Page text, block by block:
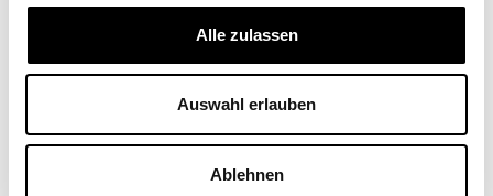
Alle zulassen
Auswahl erlauben
Ablehnen
Streitbeilegungsmechanismus
zwar für andere Kapitel, nicht
aber für das Kapitel zur
nachhaltigen Entwicklung.
Ebenso wenig ist die